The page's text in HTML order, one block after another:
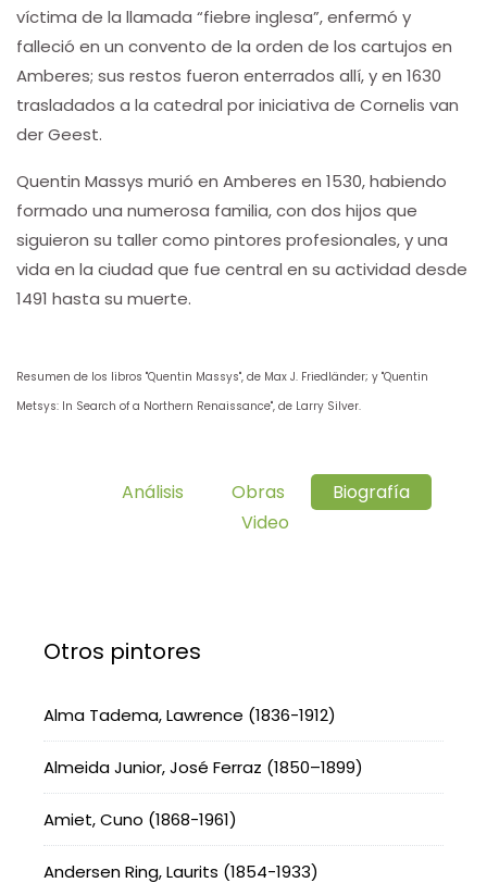
víctima de la llamada “fiebre inglesa”, enfermó y
falleció en un convento de la orden de los cartujos en
Amberes; sus restos fueron enterrados allí, y en 1630
trasladados a la catedral por iniciativa de Cornelis van
der Geest.
Quentin Massys murió en Amberes en 1530, habiendo
formado una numerosa familia, con dos hijos que
siguieron su taller como pintores profesionales, y una
vida en la ciudad que fue central en su actividad desde
1491 hasta su muerte.
Resumen de los libros "Quentin Massys", de Max J. Friedländer; y "Quentin
Metsys: In Search of a Northern Renaissance", de Larry Silver.
Análisis Obras
Biografía
Video
Otros pintores
Alma Tadema, Lawrence (1836-1912)
Almeida Junior, José Ferraz (1850–1899)
Amiet, Cuno (1868-1961)
Andersen Ring, Laurits (1854-1933)